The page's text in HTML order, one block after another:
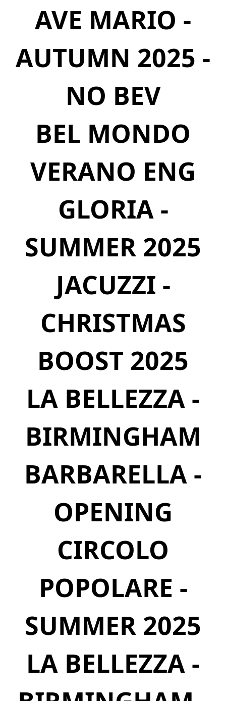
AVE MARIO -
AUTUMN 2025 -
NO BEV
BEL MONDO
VERANO ENG
GLORIA -
SUMMER 2025
JACUZZI -
CHRISTMAS
BOOST 2025
LA BELLEZZA -
BIRMINGHAM
BARBARELLA -
OPENING
CIRCOLO
POPOLARE -
SUMMER 2025
LA BELLEZZA -